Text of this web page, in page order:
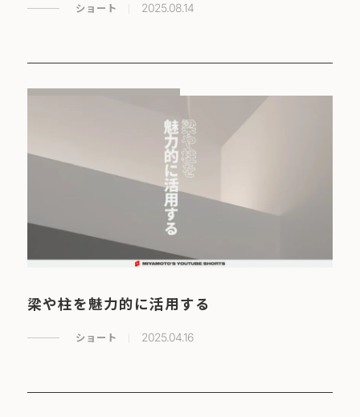
ショート 2025.08.14
梁や柱を魅力的に活用する
ショート 2025.04.16